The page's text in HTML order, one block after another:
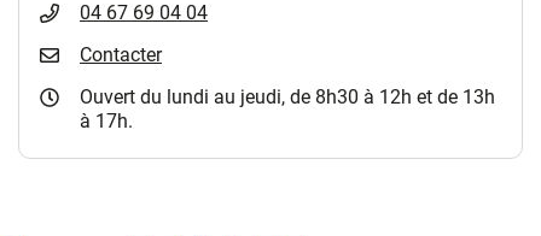
04 67 69 04 04
Contacter
Ouvert du lundi au jeudi, de 8h30 à 12h et de 13h
à 17h.